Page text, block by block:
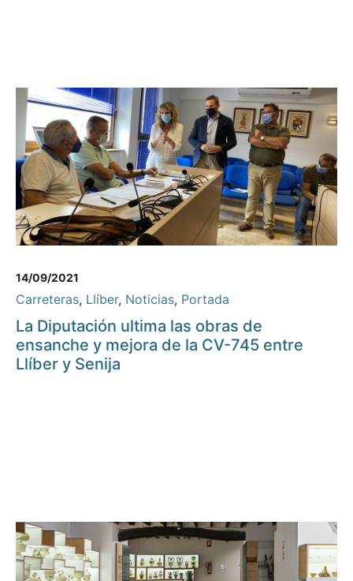
14/09/2021
Carreteras, Llíber, Noticias, Portada
La Diputación ultima las obras de
ensanche y mejora de la CV-745 entre
Llíber y Senija